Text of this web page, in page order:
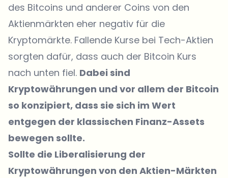
des Bitcoins und anderer Coins von den
Aktienmärkten eher negativ für die
Kryptomärkte. Fallende Kurse bei Tech-Aktien
sorgten dafür, dass auch der Bitcoin Kurs
nach unten fiel. Dabei sind
Kryptowährungen und vor allem der Bitcoin
so konzipiert, dass sie sich im Wert
entgegen der klassischen Finanz-Assets
bewegen sollte.
Sollte die Liberalisierung der
Kryptowährungen von den Aktien-Märkten